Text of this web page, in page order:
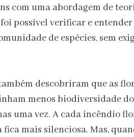
com uma abordagem de
possível verificar e
de espécies, sem
descobriram que as
menos biodiversidade
uma vez. A cada incêndio
fica mais silenciosa. Mas,